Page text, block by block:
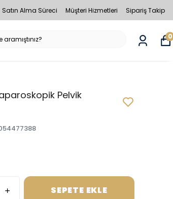
Satın Alma Süreci Müşteri Hizmetleri Sipariş Takip
0
Pelvik
SEPETE EKLE